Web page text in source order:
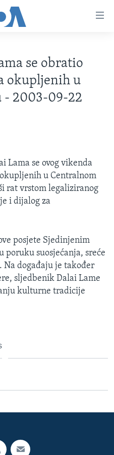
se obratio
okupljenih u
- 2003-09-22
Lama se ovog vikenda
u Centralnom
rat vrstom legaliziranog
i dijalog za
posjete Sjedinjenim
poruku suosjećanja, sreće
Na događaju je također
sljedbenik Dalai Lame
kulturne tradicije